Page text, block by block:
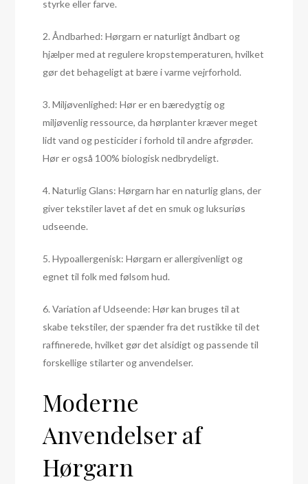
styrke eller farve.
2. Åndbarhed: Hørgarn er naturligt åndbart og
hjælper med at regulere kropstemperaturen, hvilket
gør det behageligt at bære i varme vejrforhold.
3. Miljøvenlighed: Hør er en bæredygtig og
miljøvenlig ressource, da hørplanter kræver meget
lidt vand og pesticider i forhold til andre afgrøder.
Hør er også 100% biologisk nedbrydeligt.
4. Naturlig Glans: Hørgarn har en naturlig glans, der
giver tekstiler lavet af det en smuk og luksuriøs
udseende.
5. Hypoallergenisk: Hørgarn er allergivenligt og
egnet til folk med følsom hud.
6. Variation af Udseende: Hør kan bruges til at
skabe tekstiler, der spænder fra det rustikke til det
raffinerede, hvilket gør det alsidigt og passende til
forskellige stilarter og anvendelser.
Moderne
Anvendelser af
Hørgarn